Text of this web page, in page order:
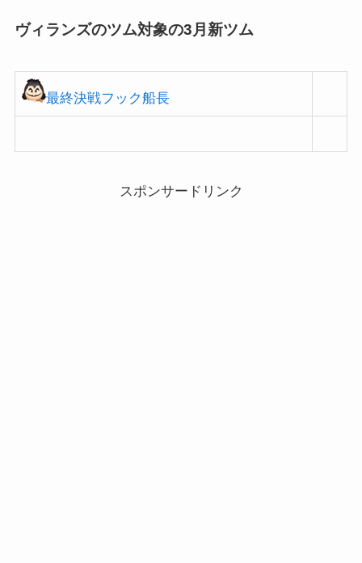
ヴィランズのツム対象の3月新ツム
最終決戦フック船長
スポンサードリンク